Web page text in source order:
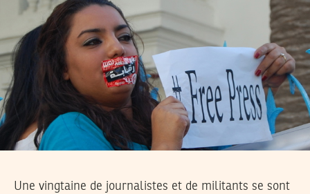
Une vingtaine de journalistes et de militants se sont